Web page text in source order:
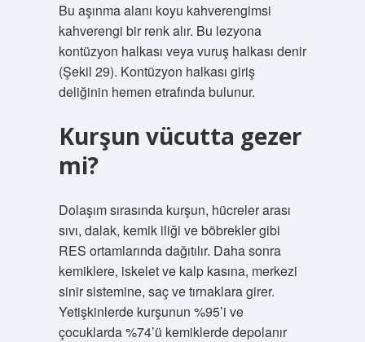
Bu aşınma alanı koyu kahverengimsi
kahverengi bir renk alır. Bu lezyona
kontüzyon halkası veya vuruş halkası denir
(Şekil 29). Kontüzyon halkası giriş
deliğinin hemen etrafında bulunur.
Kurşun vücutta gezer
mi?
Dolaşım sırasında kurşun, hücreler arası
sıvı, dalak, kemik iliği ve böbrekler gibi
RES ortamlarında dağıtılır. Daha sonra
kemiklere, iskelet ve kalp kasına, merkezi
sinir sistemine, saç ve tırnaklara girer.
Yetişkinlerde kurşunun %95’i ve
çocuklarda %74’ü kemiklerde depolanır